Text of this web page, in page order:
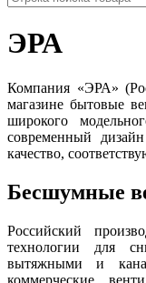
ЭРА
Компания «ЭРА»
магазине бытовые
широкого
современный
качество,
Бесшумные
Российский
технологии для
вытяжными и
коммерческие